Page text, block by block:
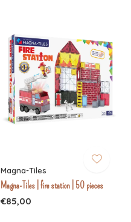
Magna-Tiles
Magna-Tiles | fire station | 50 pieces
€85,00